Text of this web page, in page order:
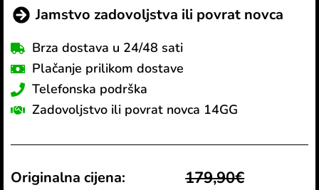
Jamstvo zadovoljstva ili povrat novca
Brza dostava u 24/48 sati
Plačanje prilikom dostave
Telefonska podrška
Zadovoljstvo ili povrat novca 14GG
Originalna cijena: 179,90€